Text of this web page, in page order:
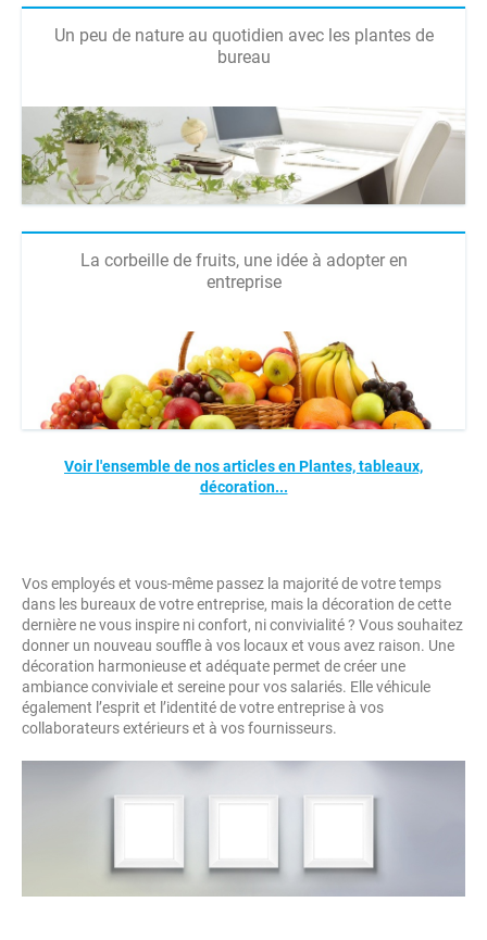
Un peu de nature au quotidien avec les plantes de
bureau
La corbeille de fruits, une idée à adopter en
entreprise
Voir l'ensemble de nos articles en Plantes, tableaux,
décoration...
Vos employés et vous-même passez la majorité de votre temps
dans les bureaux de votre entreprise, mais la décoration de cette
dernière ne vous inspire ni confort, ni convivialité ? Vous souhaitez
donner un nouveau souffle à vos locaux et vous avez raison. Une
décoration harmonieuse et adéquate permet de créer une
ambiance conviviale et sereine pour vos salariés. Elle véhicule
également l’esprit et l’identité de votre entreprise à vos
collaborateurs extérieurs et à vos fournisseurs.